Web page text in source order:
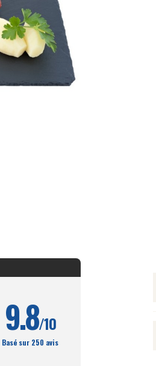
9.8/10
Basé sur 250 avis